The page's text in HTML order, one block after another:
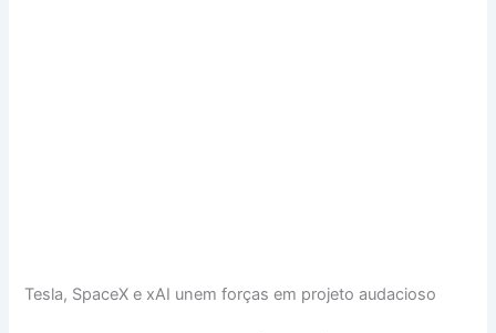
Tesla, SpaceX e xAI unem forças em projeto audacioso